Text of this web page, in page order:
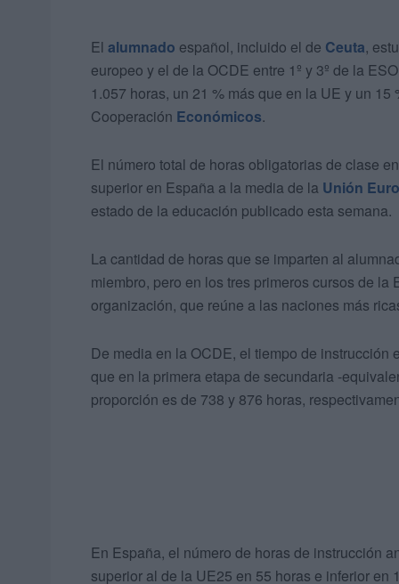
El alumnado español, incluido el de Ceuta,
europeo y el de la OCDE entre 1º y 3º de la
1.057 horas, un 21 % más que en la UE y un
Cooperación Económicos.
El número total de horas obligatorias de clase
superior en España a la media de la Unión
estado de la educación publicado esta semana.
La cantidad de horas que se imparten al
miembro, pero en los tres primeros cursos de
organización, que reúne a las naciones más
De media en la OCDE, el tiempo de instrucción
que en la primera etapa de secundaria -
proporción es de 738 y 876 horas,
En España, el número de horas de instrucción
superior al de la UE25 en 55 horas e inferior en